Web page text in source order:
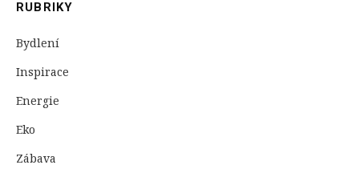
RUBRIKY
Bydlení
Inspirace
Energie
Eko
Zábava